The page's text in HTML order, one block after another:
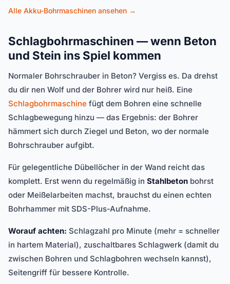
Alle Akku-Bohrmaschinen ansehen →
Schlagbohrmaschinen — wenn Beton
und Stein ins Spiel kommen
Normaler Bohrschrauber in Beton? Vergiss es. Da drehst
du dir nen Wolf und der Bohrer wird nur heiß. Eine
Schlagbohrmaschine fügt dem Bohren eine schnelle
Schlagbewegung hinzu — das Ergebnis: der Bohrer
hämmert sich durch Ziegel und Beton, wo der normale
Bohrschrauber aufgibt.
Für gelegentliche Dübellöcher in der Wand reicht das
komplett. Erst wenn du regelmäßig in Stahlbeton bohrst
oder Meißelarbeiten machst, brauchst du einen echten
Bohrhammer mit SDS-Plus-Aufnahme.
Worauf achten: Schlagzahl pro Minute (mehr = schneller
in hartem Material), zuschaltbares Schlagwerk (damit du
zwischen Bohren und Schlagbohren wechseln kannst),
Seitengriff für bessere Kontrolle.